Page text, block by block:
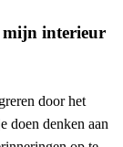
mijn interieur
door het
doen denken aan